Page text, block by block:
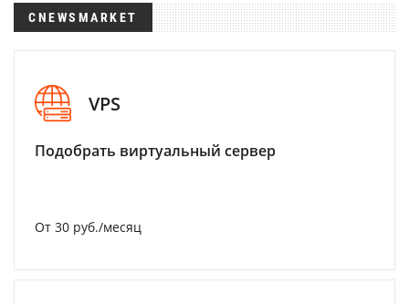
CNEWSMARKET
VPS
Подобрать виртуальный сервер
От 30 руб./месяц